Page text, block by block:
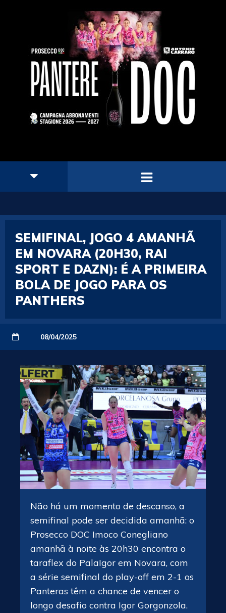
SEMIFINAL, JOGO 4 AMANHÃ
EM NOVARA (20H30, RAI
SPORT E DAZN): É A PRIMEIRA
BOLA DE JOGO PARA OS
PANTHERS
08/04/2025
Não há um momento de descanso, a
semifinal pode ser decidida amanhã: o
Prosecco DOC Imoco Conegliano
amanhã à noite às 20h30 encontra o
taraflex do PalaIgor em Novara, com
a série semifinal do play-off em 2-1 os
Panteras têm a chance de vencer o
longo desafio contra Igor Gorgonzola.